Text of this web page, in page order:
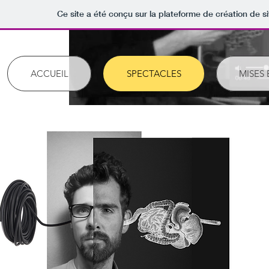
Ce site a été conçu sur la plateforme de création de
ACCUEIL SPECTACLES MISES